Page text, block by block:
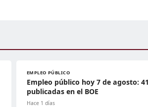
EMPLEO PÚBLICO
Empleo público hoy 7 de agosto:
publicadas en el BOE
Hace 1 días